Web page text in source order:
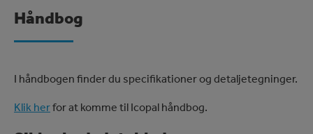
Håndbog
I håndbogen finder du specifikationer og detaljetegninger.
Klik herfor at komme til Icopal håndbog.